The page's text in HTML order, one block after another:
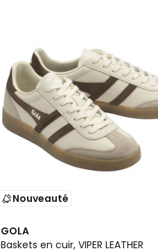
Nouveauté
GOLA
Baskets en cuir, VIPER LEATHER